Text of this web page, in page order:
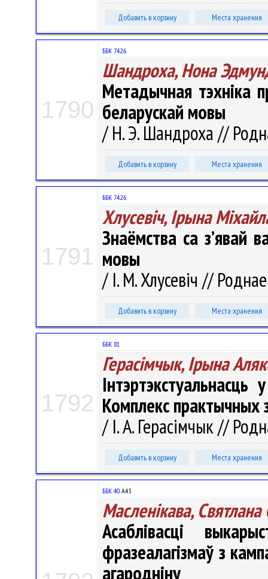
Добавить в корзину Места хранения
1790
ББК 74.26
Шандроха, Нона
Метадычная тэхніка
беларускай мовы
/ Н. Э. Шандроха //
Добавить в корзину Места хранения
1791
ББК 74.26
Хлусевіч, Ірына
Знаёмства са з’явай
мовы
/ І. М. Хлусевіч //
Добавить в корзину Места хранения
1792
ББК 81
Герасімчык, Ірына
Комплекс практычных
/ І. А. Герасімчык //
Добавить в корзину Места хранения
ББК 40.А43
Масленікава, Святлана
Асаблівасці
фразеалагізмаў з
агародніну